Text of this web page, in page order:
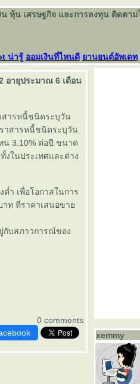
น หุ้น เศรษฐกิจ และการลงทุน ติดตาม
น่ารู้ ออมเงินที่ไหนดี านยนต์อัพเดท
อายุประมาณ 6 เดือน
สารหนี้ชนิดระบุวัน
าสารหนี้ชนิดระบุวัน
น 3.10% ต่อปี ขนาด
ในประเทศและต่าง
ำ เพื่อโอกาสในการ
าท ที่ราคาเสนอขา
กับสภาวการณ์ของ
0 comments
xemmy